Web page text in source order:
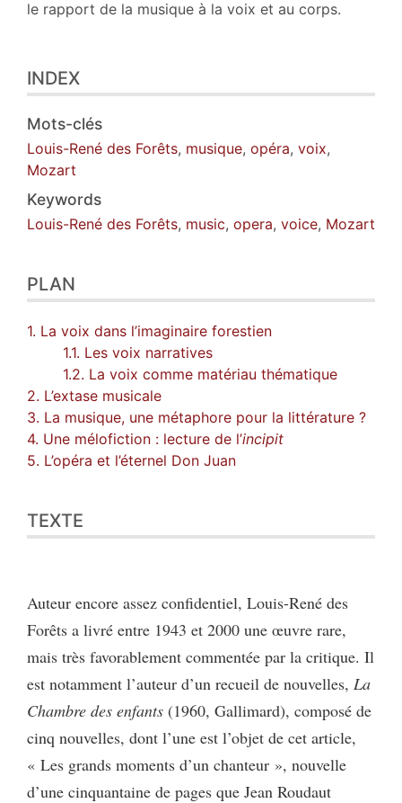
le rapport de la musique à la voix et au corps.
INDEX
Mots-clés
Louis-René des Forêts, musique, opéra, voix,
Mozart
Keywords
Louis-René des Forêts, music, opera, voice, Mozart
PLAN
1. La voix dans l’imaginaire forestien
1.1. Les voix narratives
1.2. La voix comme matériau thématique
2. L’extase musicale
3. La musique, une métaphore pour la littérature ?
4. Une mélofiction : lecture de l’incipit
5. L’opéra et l’éternel Don Juan
TEXTE
Auteur encore assez confidentiel, Louis-René des
Forêts a livré entre 1943 et 2000 une œuvre rare,
mais très favorablement commentée par la critique. Il
est notamment l’auteur d’un recueil de nouvelles, La
Chambre des enfants (1960, Gallimard), composé de
cinq nouvelles, dont l’une est l’objet de cet article,
« Les grands moments d’un chanteur », nouvelle
d’une cinquantaine de pages que Jean Roudaut